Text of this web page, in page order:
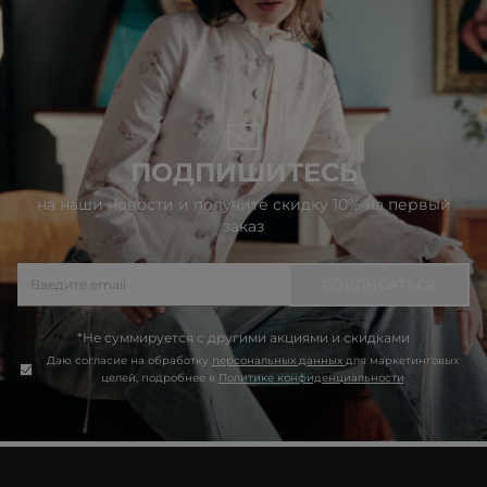
ПОДПИШИТЕСЬ
на наши новости и получите скидку 10% на первый
заказ
*Не суммируется с другими акциями и скидками
Даю согласие на обработку персональных данных для маркетинговых
целей, подробнее в Политике конфиденциальности